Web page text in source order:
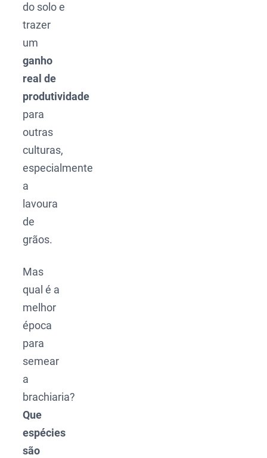
do solo e
trazer
um
ganho
real de
produtividade
para
outras
culturas,
especialmente
a
lavoura
de
grãos.
Mas
qual é a
melhor
época
para
semear
a
brachiaria?
Que
espécies
são